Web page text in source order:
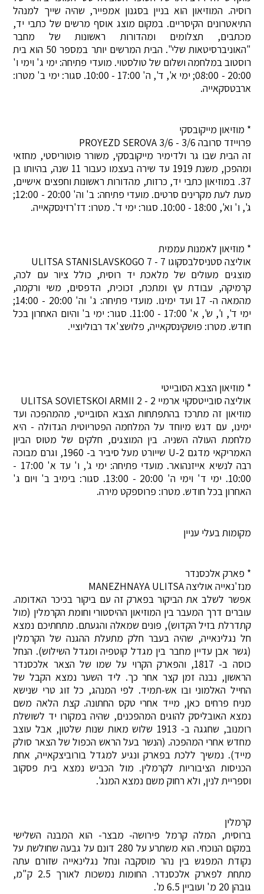
רוסיה. המוזיאון הוא בניין בסגנון אמפייר, שהיה שייך למנהל
התיאטרונים הקיסריים. במקום מוצג אוסף מרשים של כתבי יד,
מכתבים, תצלומים ומהדורות ראשונות של מחבר
"האוניברסיטאות שלי". הבית המרשים יותר במספר 50 הוא בית
רוסטוב במלחמה ושלום של טולסטוי. מועדי פתיחה: ימי ג' וימי ו'
20:00 - 08:00; ימי א', ד', ה' 17:00 - 10:00. סגור: ימי ב' מטרו:
ארבטסקאייה.
* מוזיאון מייקובסקי
פרוייזד סרובה 3/6 - PROYEZD SEROVA 3/6
זה הבית שבו גר ולדימיר מייקובסקי, משורר פוטוריסטי, מחזאי
ומהפכן, משנת 1919 עד שירה בעצמו כעבור 11 שנה, בהיותו בן
37. במוזיאון כתבי יד, כרזות, מהדורות ראשונות וחפצים אישיים,
מעת לעת מקרינים סרטים. מועדי פתיחה: ב' וה' 20:00 - 12:00;
ג', ו' וא', 18:00 - 10:00. סגור: ימי ד'. מטרו: דז'רזינסקאייה.
* מוזיאון לאמנות עממית
אוליצה סטניסלבסקוגו 7 - ULITSA STANISLAVSKOGO 7
מוצגים מעולים של מלאכת יד רוסית, כולל ציור עם לכה,
קרמיקה, עבודת עץ ומתכת, זכוכית, הדפסים, משי ורקמה,
מהמאה ה- 17 ועד ימינו. מועדי פתיחה: ג' וה' 20:00 - 14:00;
ימי ד', ו', ש', א' 17:00 - 11:00. סגור: ימי ב' והיום האחרון בכל
חודש. מטרו: פושקינסקאייה, פלושצ'אד רבוליוציי.
* מוזיאון הצבא הסובייטי
אוליצה סובייטסקוי ארמיי 2 - ULITSA SOVIETSKOI ARMII 2
מוזיאון זה מתרכז בהתפתחות הצבא הסובייטי, מהמהפכה ועד
ימינו, עם דגש מיוחד על המלחמה הפטריוטית הגדולה - היא
מלחמת העולה השניה. בין המוצגים, חלקים של מטוס הביון
האמריקאי מדגם U-2 שייורט מעל סיביר ב- 1960, וגרם מבוכה
רבה לנשיא אייזנהואר. מועדי פתיחה: ימי ג', ו' עד א' 17:00 -
10:00. ימי ד' וימי ה' 20:00 - 13:00. סגור: בימיב ב' ויום ג'
האחרון בכל חודש. מטרו: פרוספקט מירה.
מקומות בעלי עניין
* פארק אלכסנדר
מנז'נאייה אוליצה MANEZHNAYA ULITSA
אפשר לשלב את הביקור בפארק זה עם ביקור בכיכר האדומה.
עוברים דרך המעבר בין המוזיאון ההיסטורי וחומת הקרמלין (מול
קתדרלת בזיל הקדוש), פונים שמאלה והגעתם. מתחתיכם נמצא
חל נגלינאייה, שהיה בעבר חלק מתעלת ההגנה של הקרמלין
(גשר אבן עדיין מחבר בין מגדל קוטפיה ומגדל השילוש). הנחל
כוסה ב- 1817, והפארק הקרוי על שמו של הצאר אלכסנדר
הראשון, נבנה זמן קצר אחר כך. ליד השער נמצא הקבל של
החייל האלמוני ובו אש-תמיד. לפי המנהג, כל זוג טרי שנישא
מניח פרחים כאן, מייד אחרי טקס החתונה. קצת הלאה משם
נמצא האובליסק להוגים המהפכנים, שהיה במקורו יד לשושלת
רומנוב, שחגגה ב- 1913 שלוש מאות שנות שלטון, אבל עוצב
מחדש אחרי המהפכה. (הנשר בעל הראש הכפול של הצאר סולק
מייד). נמשיך ללכת בפארק ונגיע למגדל בורוביצקאייה, אחת
הכניסות הציבוריות לקרמלין. מול הכביש נמצא בית פסקוב
וספריית לנין, ולא רחוק משם נמצא המנג'.
קרמלין
ברוסית, המלה קרמל פירושה- מבצר- הוא המבנה השלישי
במקום הנוכחי. הוא משתרע על 280 דונם על גבעה שחולשת על
נקודת המפגש בין נהר מוסקבה ונחל נגלינאייה שזורם עתה
מתחת לפארק אלכסנדר. החומות נמשכות לאורך 2.5 ק"מ,
גובהן 20 מ' ועוביין 6.5 מ'.